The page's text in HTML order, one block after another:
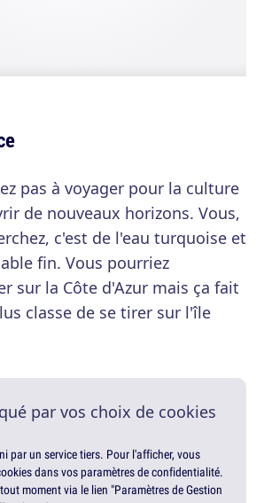
pas à voyager pour la culture
de nouveaux horizons. Vous,
c'est de l'eau turquoise et
fin. Vous pourriez
sur la Côte d'Azur mais ça fait
classe de se tirer sur l'île
par vos choix de cookies
par un service tiers. Pour l'afficher, vous
dans vos paramètres de confidentialité.
moment via le lien "Paramètres de Gestion